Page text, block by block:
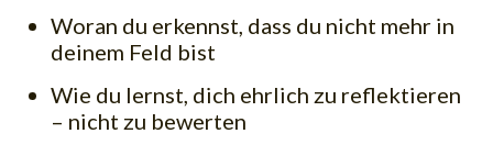
Woran du erkennst, dass du nicht mehr in
deinem Feld bist
Wie du lernst, dich ehrlich zu reflektieren
– nicht zu bewerten